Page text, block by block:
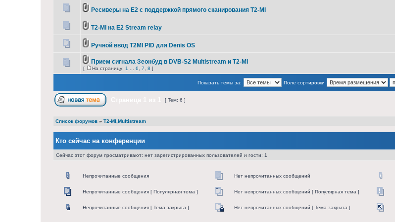
Ресиверы на Е2 с поддержкой прямого сканирования T2-MI
T2-MI на Е2 Stream relay
Ручной ввод T2MI PID для Denis OS
Прием сигнала Зеонбуд в DVB-S2 Multistream и T2-MI
[ На страницу: 1 6 7 8 ]
Показать темы за: Поле сортировки
[ Тем: 6 ]
Список форумов » T2-MI,Multistream
Кто сейчас на конференции
Сейчас этот форум просматривают: нет зарегистрированных пользователей и гости: 1
Непрочитанные сообщения Нет непрочитанных сообщений
Непрочитанные сообщения [ Популярная тема ] Нет непрочитанных сообщений [ Популярная тема ]
Непрочитанные сообщения [ Тема закрыта ] Нет непрочитанных сообщений [ Тема закрыта ]